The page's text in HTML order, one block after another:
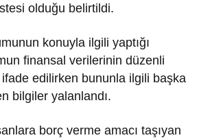
olduğu belirtildi.
konuyla ilgili yaptığı
finansal verilerinin düzenli
ifade edilirken bununla ilgili başka
bilgiler yalanlandı.
borç verme amacı taşıyan